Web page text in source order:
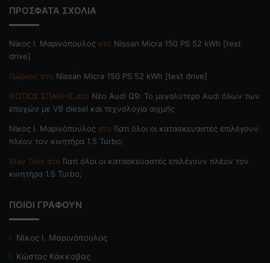
ΠΡΟΣΦΑΤΑ ΣΧΟΛΙΑ
Nίκος Ι. Mαρινόπουλος στο Nissan Micra 150 PS 52 kWh [test
drive]
Γιώργος στο Nissan Micra 150 PS 52 kWh [test drive]
ΦΩΤΙΟΣ ΣΠΑΘΗΣ στο Νέο Audi Q9: Το μεγαλύτερο Audi όλων των
εποχών με V6 diesel και τεχνολογία αιχμής
Nίκος Ι. Mαρινόπουλος στο Γιατί όλοι οι κατασκευαστές επιλέγουν
πλέον τον κινητήρα 1.5 Turbo;
Stav Tsim στο Γιατί όλοι οι κατασκευαστές επιλέγουν πλέον τον
κινητήρα 1.5 Turbo;
ΠΟΙΟΙ ΓΡΑΦΟΥΝ
Νίκος Ι. Μαρινόπουλος
Κώστας Κάκκαβας